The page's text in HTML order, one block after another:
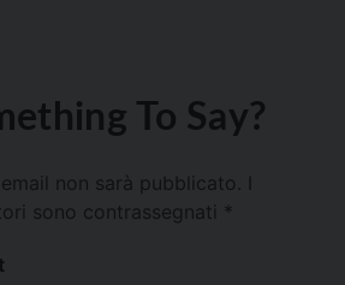
To Say?
non sarà pubblicato.
sono contrassegnati *